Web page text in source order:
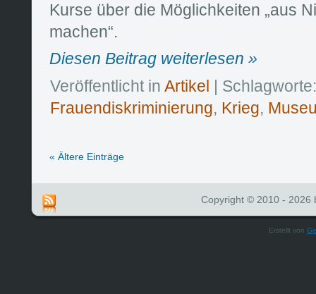
Kurse über die Möglichkeiten „aus
machen“.
Diesen Beitrag weiterlesen »
Veröffentlicht in Artikel
| Schlagworte:
Frauendiskriminierung, Krieg,
« Ältere Einträge
Copyright © 2010 - 2026
Erstellt von